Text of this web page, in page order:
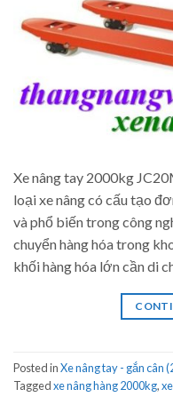
Xe nâng tay 2000kg
loại xe nâng có cấu tạo
và phổ biến trong công
chuyển hàng hóa trong
khối hàng hóa lớn cần di
Posted inXe nâng tay - gắn cân
Taggedxe nâng hàng 2000kg,